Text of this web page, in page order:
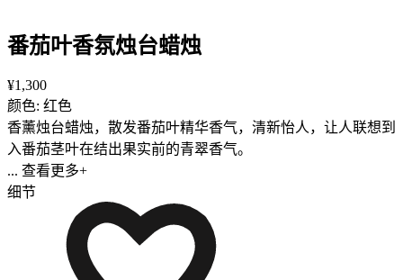
番茄叶香氛烛台蜡烛
¥1,300
颜色: 红色
香薰烛台蜡烛，散发番茄叶精华香气，清新怡人，让人联想到
入番茄茎叶在结出果实前的青翠香气。
... 查看更多+
细节